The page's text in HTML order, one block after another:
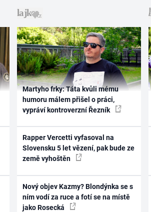
Martyho frky: Táta kvůli mému
humoru málem přišel o práci,
vypráví kontroverzní Řezník
Rapper Vercetti vyfasoval na
Slovensku 5 let vězení, pak bude ze
země vyhoštěn
Nový objev Kazmy? Blondýnka se s
ním vodí za ruce a fotí se na místě
jako Rosecká